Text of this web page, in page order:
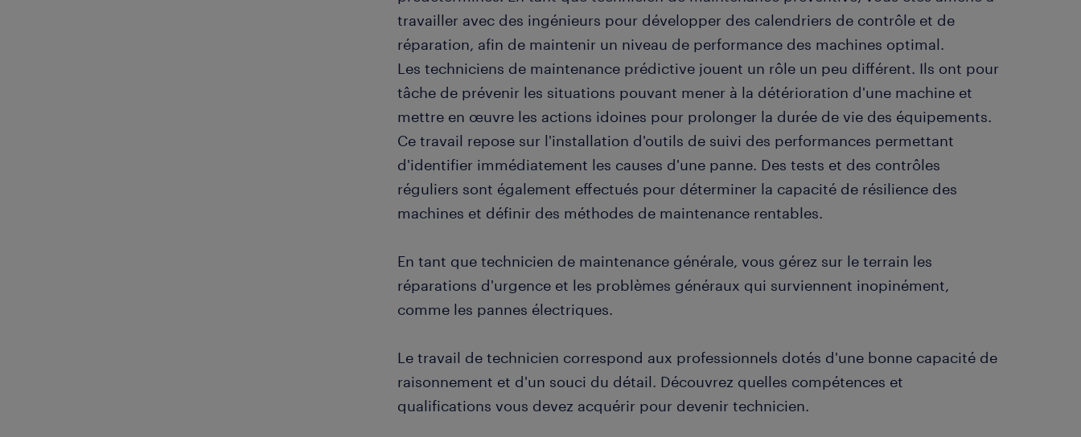
travailler avec des ingénieurs pour développer des calendriers de contrôle et de
réparation, afin de maintenir un niveau de performance des machines optimal.
Les techniciens de maintenance prédictive jouent un rôle un peu différent. Ils ont pour
tâche de prévenir les situations pouvant mener à la détérioration d'une machine et
mettre en œuvre les actions idoines pour prolonger la durée de vie des équipements.
Ce travail repose sur l'installation d'outils de suivi des performances permettant
d'identifier immédiatement les causes d'une panne. Des tests et des contrôles
réguliers sont également effectués pour déterminer la capacité de résilience des
machines et définir des méthodes de maintenance rentables.
En tant que technicien de maintenance générale, vous gérez sur le terrain les
réparations d'urgence et les problèmes généraux qui surviennent inopinément,
comme les pannes électriques.
Le travail de technicien correspond aux professionnels dotés d'une bonne capacité de
raisonnement et d'un souci du détail. Découvrez quelles compétences et
qualifications vous devez acquérir pour devenir technicien.